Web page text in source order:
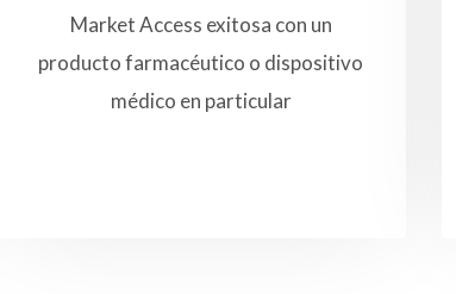
Market Access exitosa con un
producto farmacéutico o dispositivo
médico en particular